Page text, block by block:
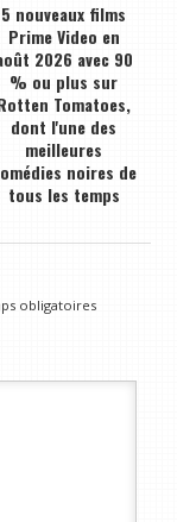
5 nouveaux films
Prime Video en
2026 avec 90
% ou plus sur
Tomatoes,
dont l'une des
meilleures
noires de
tous les temps
obligatoires